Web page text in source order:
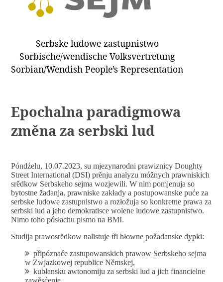
DARY
ZAPÓSŁANCY
WUBĚRKI
Serbske ludowe zastupnistwo
Sorbische/wendische Volksvertretung
Sorbian/Wendish People’s Representation
Epochalna paradigmowa
změna za serbski lud
Póndźelu, 10.07.2023, su mjezynarodni prawiznicy Doughty
Street International (DSI) prěnju analyzu móžnych prawniskich
srědkow Serbskeho sejma wozjewili. W nim pomjenuja so
bytostne žadanja, prawniske zakłady a postupowanske puće za
serbske ludowe zastupnistwo a rozłožuja so konkretne prawa za
serbski lud a jeho demokratisce wolene ludowe zastupnistwo.
Nimo toho pósłachu pismo na BMI.
Studija prawosrědkow nalistuje tři hłowne požadanske dypki:
připóznaće zastupowanskich prawow Serbskeho sejma
w Zwjazkowej republice Němskej,
kubłansku awtonomiju za serbski lud a jich financielne
zawěsćenje,